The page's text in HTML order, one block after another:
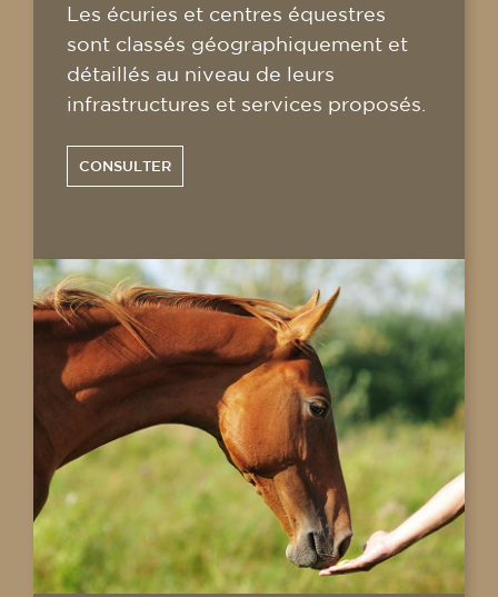
Les écuries et centres équestres
sont classés géographiquement et
détaillés au niveau de leurs
infrastructures et services proposés.
CONSULTER